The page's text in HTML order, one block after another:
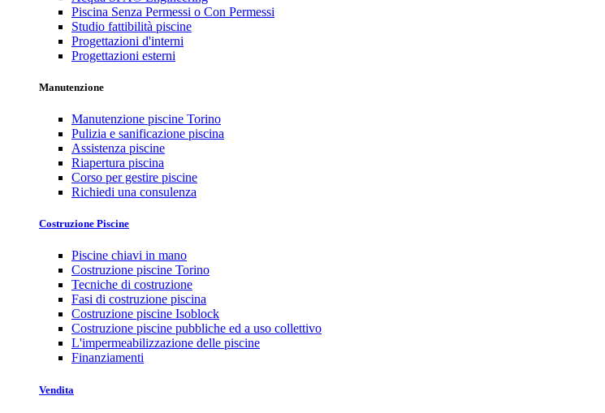
Piscina Senza Permessi o Con Permessi
Studio fattibilità piscine
Progettazioni d'interni
Progettazioni esterni
Manutenzione
Manutenzione piscine Torino
Pulizia e sanificazione piscina
Assistenza piscine
Riapertura piscina
Corso per gestire piscine
Richiedi una consulenza
Costruzione Piscine
Piscine chiavi in mano
Costruzione piscine Torino
Tecniche di costruzione
Fasi di costruzione piscina
Costruzione piscine Isoblock
Costruzione piscine pubbliche ed a uso collettivo
L'impermeabilizzazione delle piscine
Finanziamenti
Vendita